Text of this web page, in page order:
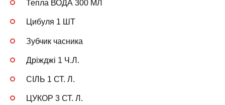
Тепла ВОДА 300 МЛ
Цибуля 1 ШТ
Зубчик часника
Дріжджі 1 Ч.Л.
СІЛЬ 1 СТ. Л.
ЦУКОР 3 СТ. Л.